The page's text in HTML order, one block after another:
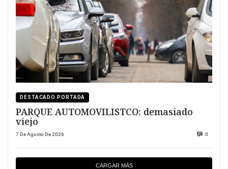
DESTACADO PORTADA
PARQUE AUTOMOVILISTCO: demasiado
viejo
7 De Agosto De 2026 0
CARGAR MÁS